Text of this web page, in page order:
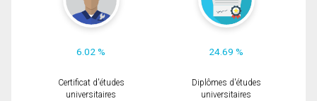
6.02 % 24.69 %
Certificat d'études
universitaires
Diplômes d'études
universitaires